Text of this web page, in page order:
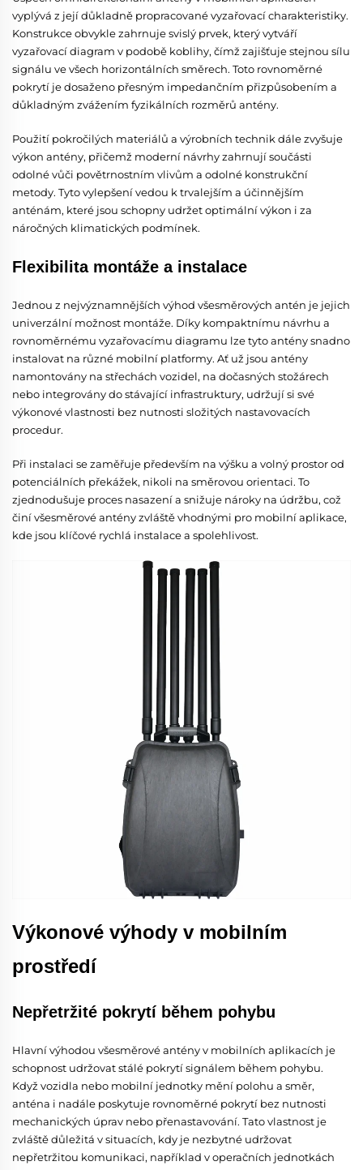
vyplývá z její důkladně propracované vyzařovací charakteristiky.
Konstrukce obvykle zahrnuje svislý prvek, který vytváří
vyzařovací diagram v podobě koblihy, čímž zajišťuje stejnou sílu
signálu ve všech horizontálních směrech. Toto rovnoměrné
pokrytí je dosaženo přesným impedančním přizpůsobením a
důkladným zvážením fyzikálních rozměrů antény.
Použití pokročilých materiálů a výrobních technik dále zvyšuje
výkon antény, přičemž moderní návrhy zahrnují součásti
odolné vůči povětrnostním vlivům a odolné konstrukční
metody. Tyto vylepšení vedou k trvalejším a účinnějším
anténám, které jsou schopny udržet optimální výkon i za
náročných klimatických podmínek.
Flexibilita montáže a instalace
Jednou z nejvýznamnějších výhod všesměrových antén je jejich
univerzální možnost montáže. Díky kompaktnímu návrhu a
rovnoměrnému vyzařovacímu diagramu lze tyto antény snadno
instalovat na různé mobilní platformy. Ať už jsou antény
namontovány na střechách vozidel, na dočasných stožárech
nebo integrovány do stávající infrastruktury, udržují si své
výkonové vlastnosti bez nutnosti složitých nastavovacích
procedur.
Při instalaci se zaměřuje především na výšku a volný prostor od
potenciálních překážek, nikoli na směrovou orientaci. To
zjednodušuje proces nasazení a snižuje nároky na údržbu, což
činí všesměrové antény zvláště vhodnými pro mobilní aplikace,
kde jsou klíčové rychlá instalace a spolehlivost.
Výkonové výhody v mobilním
prostředí
Nepřetržité pokrytí během pohybu
Hlavní výhodou všesměrové antény v mobilních aplikacích je
schopnost udržovat stálé pokrytí signálem během pohybu.
Když vozidla nebo mobilní jednotky mění polohu a směr,
anténa i nadále poskytuje rovnoměrné pokrytí bez nutnosti
mechanických úprav nebo přenastavování. Tato vlastnost je
zvláště důležitá v situacích, kdy je nezbytné udržovat
nepřetržitou komunikaci, například v operačních jednotkách